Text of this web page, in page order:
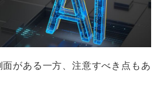
がある一方、注意すべき点もあ